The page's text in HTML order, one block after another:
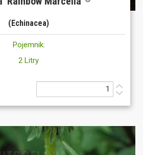
(Echinacea)
Pojemnik:
2 Litry